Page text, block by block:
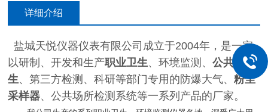
详细介绍
盐城天悦仪器仪表有限公司成立于2004年，是一家
以研制、开发和生产职业卫生、环境监测、公共卫
生、第三方检测、科研等部门专用的防爆大气、粉尘
采样器、公共场所检测系统等一系列产品的厂家。